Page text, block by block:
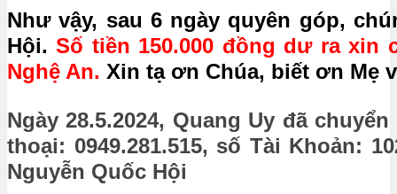
Như vậy, sau 6 ngày quyên góp,
Hội.Số tiền 150.000 đồng dư ra xin
Nghệ An. Xin tạ ơn Chúa, biết ơn Mẹ
Ngày 28.5.2024, Quang Uy đã
thoại: 0949.281.515, số Tài Khoản:
Nguyễn Quốc Hội